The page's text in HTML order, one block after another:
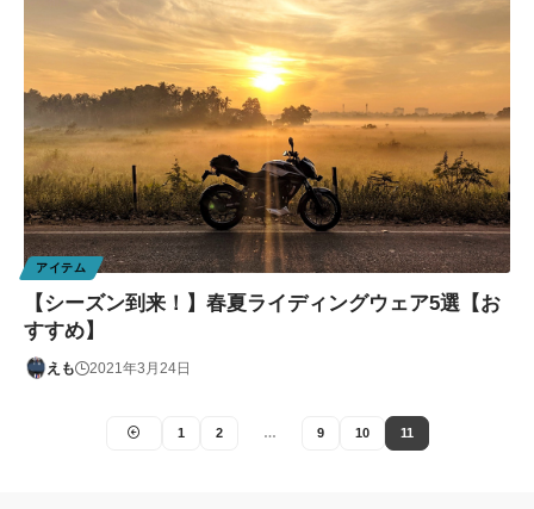
アイテム
【シーズン到来！】春夏ライディングウェア5選【お
すすめ】
えも 2021年3月24日
1 2 … 9 10 11